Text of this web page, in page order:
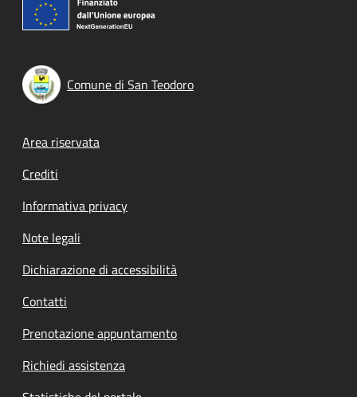
Comune di San Teodoro
Footer menu
Area riservata
Crediti
Informativa privacy
Note legali
Dichiarazione di accessibilità
Contatti
Prenotazione appuntamento
Richiedi assistenza